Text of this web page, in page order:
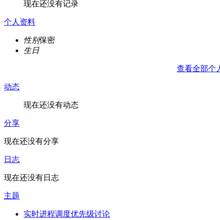
现在还没有记录
个人资料
性别保密
生日
查看全部个
动态
现在还没有动态
分享
现在还没有分享
日志
现在还没有日志
主题
实时进程调度优先级讨论